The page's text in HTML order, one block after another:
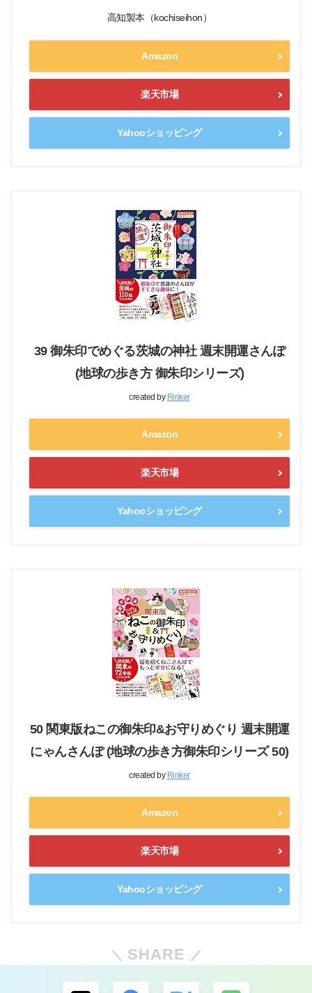
高知製本（kochiseihon）
Amazon
楽天市場
Yahooショッピング
39 御朱印でめぐる茨城の神社 週末開運さんぽ
(地球の歩き方 御朱印シリーズ)
created by Rinker
Amazon
楽天市場
Yahooショッピング
50 関東版ねこの御朱印&お守りめぐり 週末開運
にゃんさんぽ (地球の歩き方御朱印シリーズ 50)
created by Rinker
Amazon
楽天市場
Yahooショッピング
SHARE